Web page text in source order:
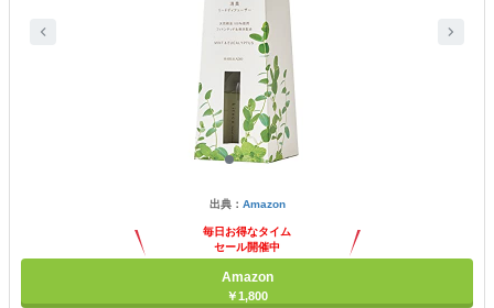
出典： Amazon
毎日お得なタイム
セール開催中
Amazon
￥1,800